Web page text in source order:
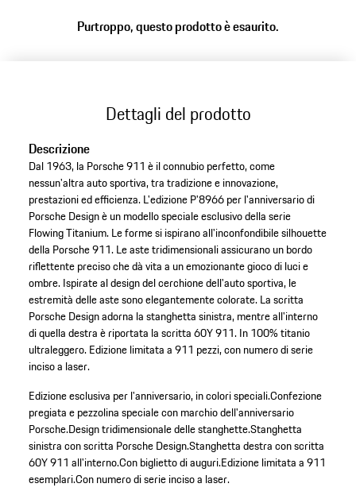
Purtroppo, questo prodotto è esaurito.
Dettagli del prodotto
Descrizione
Dal 1963, la Porsche 911 è il connubio perfetto, come
nessun'altra auto sportiva, tra tradizione e innovazione,
prestazioni ed efficienza. L'edizione P'8966 per l'anniversario di
Porsche Design è un modello speciale esclusivo della serie
Flowing Titanium. Le forme si ispirano all'inconfondibile silhouette
della Porsche 911. Le aste tridimensionali assicurano un bordo
riflettente preciso che dà vita a un emozionante gioco di luci e
ombre. Ispirate al design del cerchione dell'auto sportiva, le
estremità delle aste sono elegantemente colorate. La scritta
Porsche Design adorna la stanghetta sinistra, mentre all'interno
di quella destra è riportata la scritta 60Y 911. In 100% titanio
ultraleggero. Edizione limitata a 911 pezzi, con numero di serie
inciso a laser.
Edizione esclusiva per l'anniversario, in colori speciali.Confezione
pregiata e pezzolina speciale con marchio dell'anniversario
Porsche.Design tridimensionale delle stanghette.Stanghetta
sinistra con scritta Porsche Design.Stanghetta destra con scritta
60Y 911 all'interno.Con biglietto di auguri.Edizione limitata a 911
esemplari.Con numero di serie inciso a laser.